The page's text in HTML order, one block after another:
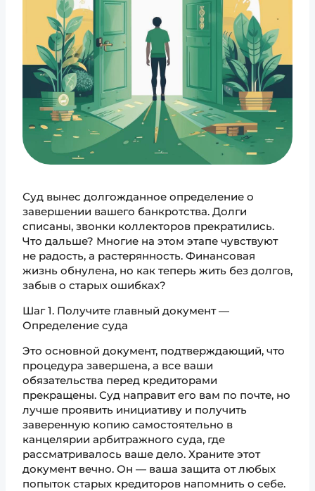
Суд вынес долгожданное определение о
завершении вашего банкротства. Долги
списаны, звонки коллекторов прекратились.
Что дальше? Многие на этом этапе чувствуют
не радость, а растерянность. Финансовая
жизнь обнулена, но как теперь жить без долгов,
забыв о старых ошибках?
Шаг 1. Получите главный документ —
Определение суда
Это основной документ, подтверждающий, что
процедура завершена, а все ваши
обязательства перед кредиторами
прекращены. Суд направит его вам по почте, но
лучше проявить инициативу и получить
заверенную копию самостоятельно в
канцелярии арбитражного суда, где
рассматривалось ваше дело. Храните этот
документ вечно. Он — ваша защита от любых
попыток старых кредиторов напомнить о себе.